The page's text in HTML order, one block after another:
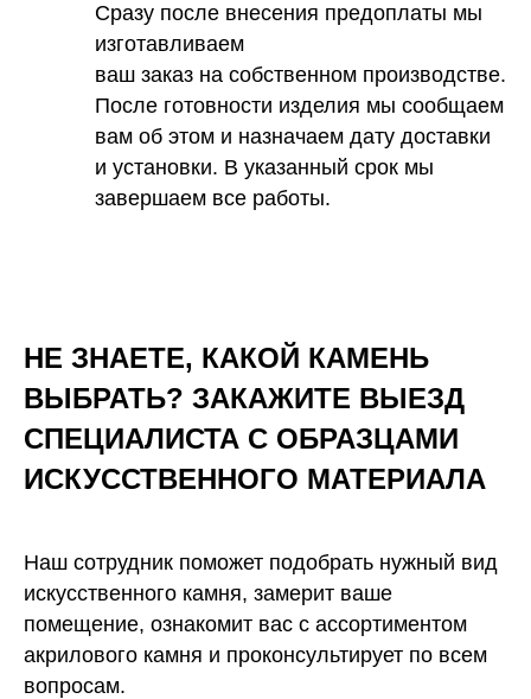
Сразу после внесения предоплаты мы
изготавливаем
ваш заказ на собственном производстве.
После готовности изделия мы сообщаем
вам об этом и назначаем дату доставки
и установки. В указанный срок мы
завершаем все работы.
НЕ ЗНАЕТЕ, КАКОЙ КАМЕНЬ
ВЫБРАТЬ? ЗАКАЖИТЕ ВЫЕЗД
СПЕЦИАЛИСТА С ОБРАЗЦАМИ
ИСКУССТВЕННОГО МАТЕРИАЛА
Наш сотрудник поможет подобрать нужный вид
искусственного камня, замерит ваше
помещение, ознакомит вас с ассортиментом
акрилового камня и проконсультирует по всем
вопросам.